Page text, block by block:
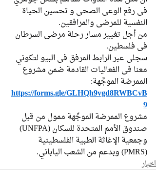
في رفع الوعي الصحي و تحسين الحياة
النفسية للمرضى والمرافقين.
من أجل تغيير مسار رحلة مرضى السرطان
في فلسطين.
سجلي عبر الرابط المرفق في البيو لتكوني
معنا في الفعاليات القادمة ضمن مشروع
الممرضة الموجِّهة:
https://forms.gle/GLHQh9vgd8RWBCvB
9
مشروع الممرضة الموجِّهة ممول من قبل
صندوق الأمم المتحدة للسكان (UNFPA)
وجمعية الإغاثة الطبية الفلسطينية
(PMRS) وبدعم من الشعب الياباني.
اخبار